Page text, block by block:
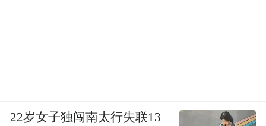
22岁女子独闯南太行失联13